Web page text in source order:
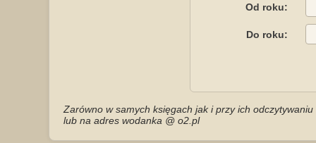
Od roku:
Do roku:
Zarówno w samych księgach jak i przy ich
lub na adres wodanka @ o2.pl